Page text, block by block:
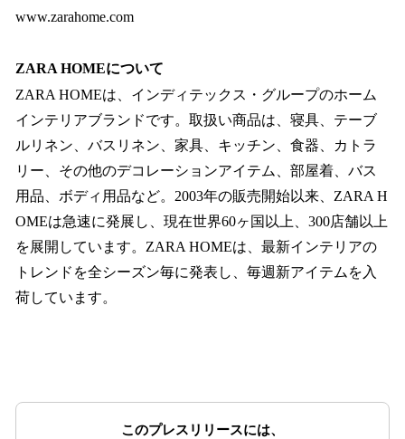
www.zarahome.com
ZARA HOMEについて
ZARA HOMEは、インディテックス・グループのホーム
インテリアブランドです。取扱い商品は、寝具、テーブ
ルリネン、バスリネン、家具、キッチン、食器、カトラ
リー、その他のデコレーションアイテム、部屋着、バス
用品、ボディ用品など。2003年の販売開始以来、ZARA H
OMEは急速に発展し、現在世界60ヶ国以上、300店舗以上
を展開しています。ZARA HOMEは、最新インテリアの
トレンドを全シーズン毎に発表し、毎週新アイテムを入
荷しています。
このプレスリリースには、